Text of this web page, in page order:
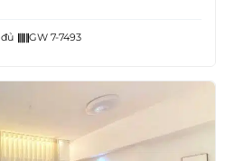
GW 7-7493